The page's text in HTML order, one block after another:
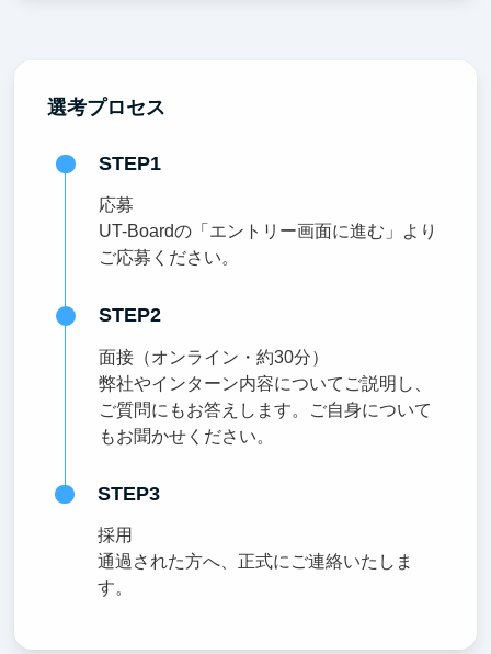
選考プロセス
STEP1
応募
UT-Boardの「エントリー画面に進む」より
ご応募ください。
STEP2
面接（オンライン・約30分）
弊社やインターン内容についてご説明し、
ご質問にもお答えします。ご自身について
もお聞かせください。
STEP3
採用
通過された方へ、正式にご連絡いたしま
す。